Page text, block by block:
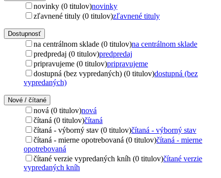
novinky (0 titulov)novinky
zľavnené tituly (0 titulov)zľavnené tituly
Dostupnosť
na centrálnom sklade (0 titulov)na centrálnom sklade
predpredaj (0 titulov)predpredaj
pripravujeme (0 titulov)pripravujeme
dostupná (bez vypredaných) (0 titulov)dostupná (bez
vypredaných)
Nové / čítané
nová (0 titulov)nová
čítaná (0 titulov)čítaná
čítaná - výborný stav (0 titulov)čítaná - výborný stav
čítaná - mierne opotrebovaná (0 titulov)čítaná - mierne
opotrebovaná
čítané verzie vypredaných kníh (0 titulov)čítané verzie
vypredaných kníh